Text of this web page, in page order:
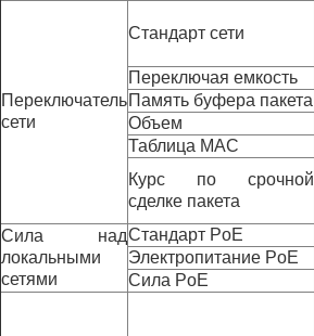
Переключатель
сети
Стандарт сети
Переключая емкость
Память буфера пакета
Объем
Таблица MAC
Курс по срочной
сделке пакета
Сила над
локальными
сетями
Стандарт PoE
Электропитание PoE
Сила PoE